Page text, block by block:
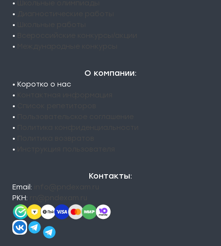
•
•
•
•
•
О компании:
• Коротко о нас
•
•
•
•
•
•
Контакты:
Email:
РКН: